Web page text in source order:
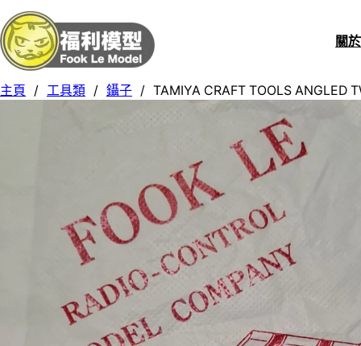
關
主頁 / 工具類 / 鑷子 / TAMIYA CRAFT TOOLS ANGLED